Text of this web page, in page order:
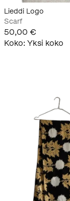
Lieddi Logo
Scarf
50,00 €
Koko: Yksi koko